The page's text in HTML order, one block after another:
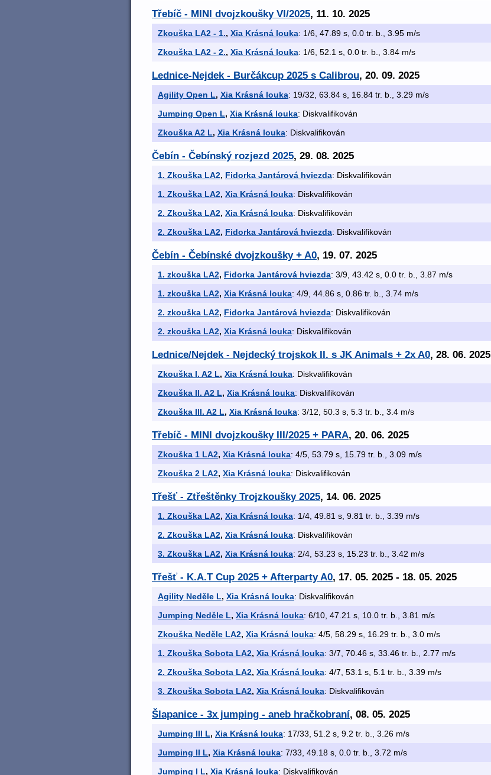
Třebíč - MINI dvojzkoušky VI/2025, 11. 10. 2025
Zkouška LA2 - 1., Xia Krásná louka: 1/6, 47.89 s, 0.0 tr. b., 3.95 m/s
Zkouška LA2 - 2., Xia Krásná louka: 1/6, 52.1 s, 0.0 tr. b., 3.84 m/s
Lednice-Nejdek - Burčákcup 2025 s Calibrou, 20. 09. 2025
Agility Open L, Xia Krásná louka: 19/32, 63.84 s, 16.84 tr. b., 3.29 m/s
Jumping Open L, Xia Krásná louka: Diskvalifikován
Zkouška A2 L, Xia Krásná louka: Diskvalifikován
Čebín - Čebínský rozjezd 2025, 29. 08. 2025
1. Zkouška LA2, Fidorka Jantárová hviezda: Diskvalifikován
1. Zkouška LA2, Xia Krásná louka: Diskvalifikován
2. Zkouška LA2, Xia Krásná louka: Diskvalifikován
2. Zkouška LA2, Fidorka Jantárová hviezda: Diskvalifikován
Čebín - Čebínské dvojzkoušky + A0, 19. 07. 2025
1. zkouška LA2, Fidorka Jantárová hviezda: 3/9, 43.42 s, 0.0 tr. b., 3.87 m/s
1. zkouška LA2, Xia Krásná louka: 4/9, 44.86 s, 0.86 tr. b., 3.74 m/s
2. zkouška LA2, Fidorka Jantárová hviezda: Diskvalifikován
2. zkouška LA2, Xia Krásná louka: Diskvalifikován
Lednice/Nejdek - Nejdecký trojskok II. s JK Animals + 2x A0, 28. 06. 2025
Zkouška I. A2 L, Xia Krásná louka: Diskvalifikován
Zkouška II. A2 L, Xia Krásná louka: Diskvalifikován
Zkouška III. A2 L, Xia Krásná louka: 3/12, 50.3 s, 5.3 tr. b., 3.4 m/s
Třebíč - MINI dvojzkoušky III/2025 + PARA, 20. 06. 2025
Zkouška 1 LA2, Xia Krásná louka: 4/5, 53.79 s, 15.79 tr. b., 3.09 m/s
Zkouška 2 LA2, Xia Krásná louka: Diskvalifikován
Třešť - Ztřeštěnky Trojzkoušky 2025, 14. 06. 2025
1. Zkouška LA2, Xia Krásná louka: 1/4, 49.81 s, 9.81 tr. b., 3.39 m/s
2. Zkouška LA2, Xia Krásná louka: Diskvalifikován
3. Zkouška LA2, Xia Krásná louka: 2/4, 53.23 s, 15.23 tr. b., 3.42 m/s
Třešť - K.A.T Cup 2025 + Afterparty A0, 17. 05. 2025 - 18. 05. 2025
Agility Neděle L, Xia Krásná louka: Diskvalifikován
Jumping Neděle L, Xia Krásná louka: 6/10, 47.21 s, 10.0 tr. b., 3.81 m/s
Zkouška Neděle LA2, Xia Krásná louka: 4/5, 58.29 s, 16.29 tr. b., 3.0 m/s
1. Zkouška Sobota LA2, Xia Krásná louka: 3/7, 70.46 s, 33.46 tr. b., 2.77 m/s
2. Zkouška Sobota LA2, Xia Krásná louka: 4/7, 53.1 s, 5.1 tr. b., 3.39 m/s
3. Zkouška Sobota LA2, Xia Krásná louka: Diskvalifikován
Šlapanice - 3x jumping - aneb hračkobraní, 08. 05. 2025
Jumping III L, Xia Krásná louka: 17/33, 51.2 s, 9.2 tr. b., 3.26 m/s
Jumping II L, Xia Krásná louka: 7/33, 49.18 s, 0.0 tr. b., 3.72 m/s
Jumping I L, Xia Krásná louka: Diskvalifikován